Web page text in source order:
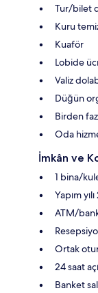
Tur/bilet
Kuru
Kuaför
Lobide
Valiz
Düğün
Birden
Oda
İmkân ve
1 bina/
Yapım
ATM/
Ortak
24 saat
Banket